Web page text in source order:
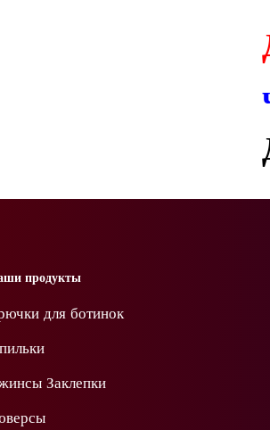
продукты
для ботинок
Заклепки